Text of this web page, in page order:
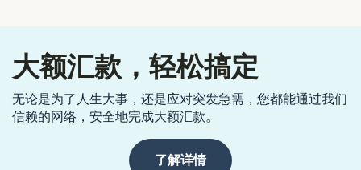
大额汇款，轻松搞定
无论是为了人生大事，还是应对突发急需，您都能通过我们
信赖的网络，安全地完成大额汇款。
了解详情